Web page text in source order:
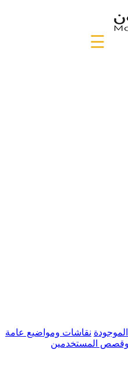
☰
نقاشات ومواضيع عامة
المستخدمين